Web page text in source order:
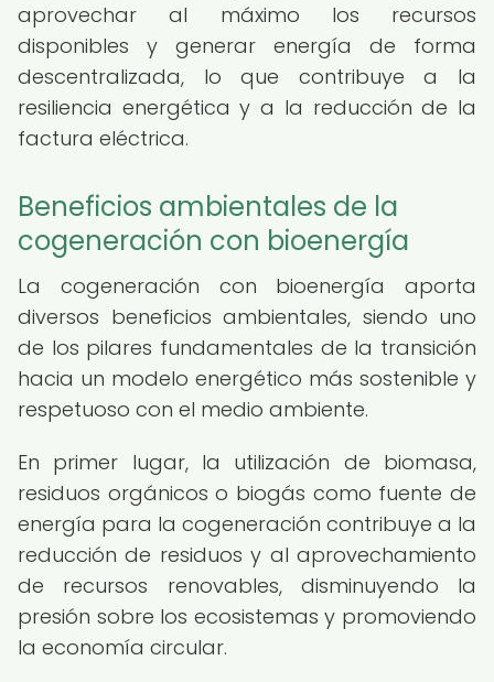
aprovechar al máximo los recursos
disponibles y generar energía de forma
descentralizada, lo que contribuye a la
resiliencia energética y a la reducción de la
factura eléctrica.
Beneficios ambientales de la
cogeneración con bioenergía
La cogeneración con bioenergía aporta
diversos beneficios ambientales, siendo uno
de los pilares fundamentales de la transición
hacia un modelo energético más sostenible y
respetuoso con el medio ambiente.
En primer lugar, la utilización de biomasa,
residuos orgánicos o biogás como fuente de
energía para la cogeneración contribuye a la
reducción de residuos y al aprovechamiento
de recursos renovables, disminuyendo la
presión sobre los ecosistemas y promoviendo
la economía circular.